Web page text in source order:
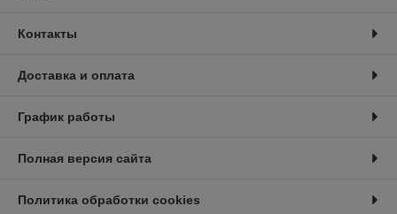
Контакты
Доставка и оплата
График работы
Полная версия сайта
Политика обработки cookies